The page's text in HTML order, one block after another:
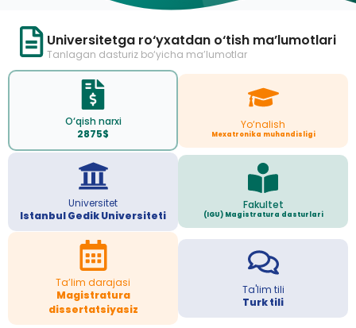
Universitetga ro‘yxatdan o‘tish ma’lumotlari
Tanlagan dasturiz bo‘yicha ma’lumotlar
O‘qish narxi
2875$
Yo‘nalish
Mexatronika muhandisligi
Universitet
Istanbul Gedik Universiteti
Fakultet
(IGU) Magistratura dasturlari
Ta’lim darajasi
Magistratura
dissertatsiyasiz
Ta'lim tili
Turk tili